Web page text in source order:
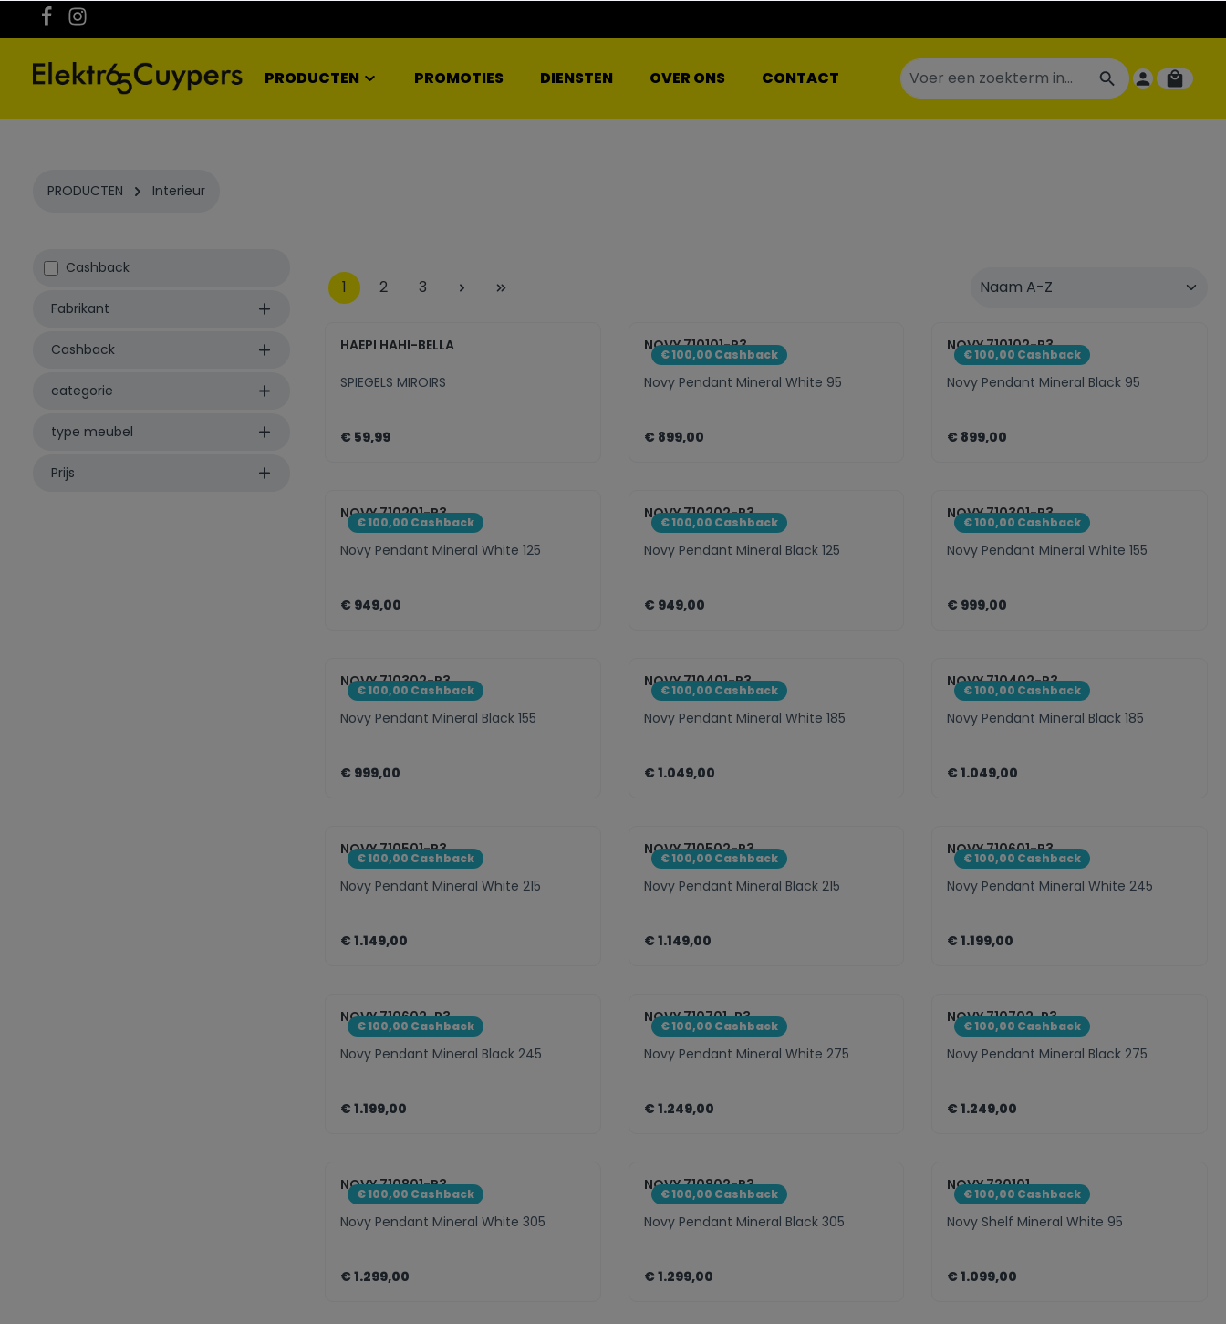
PRODUCTEN PROMOTIES DIENSTEN OVER ONS CONTACT
PRODUCTEN Interieur
Cashback
Fabrikant
Cashback
categorie
type meubel
Prijs
1 2 3
HAEPI HAHI-BELLA
SPIEGELS MIROIRS
€ 59,99
€ 100,00 Cashback
NOVY 710101-P3
Novy Pendant Mineral White 95
€ 899,00
€ 100,00 Cashback
NOVY 710102-P3
Novy Pendant Mineral Black 95
€ 899,00
€ 100,00 Cashback
NOVY 710201-P3
Novy Pendant Mineral White 125
€ 949,00
€ 100,00 Cashback
NOVY 710202-P3
Novy Pendant Mineral Black 125
€ 949,00
€ 100,00 Cashback
NOVY 710301-P3
Novy Pendant Mineral White 155
€ 999,00
€ 100,00 Cashback
NOVY 710302-P3
Novy Pendant Mineral Black 155
€ 999,00
€ 100,00 Cashback
NOVY 710401-P3
Novy Pendant Mineral White 185
€ 1.049,00
€ 100,00 Cashback
NOVY 710402-P3
Novy Pendant Mineral Black 185
€ 1.049,00
€ 100,00 Cashback
NOVY 710501-P3
Novy Pendant Mineral White 215
€ 1.149,00
€ 100,00 Cashback
NOVY 710502-P3
Novy Pendant Mineral Black 215
€ 1.149,00
€ 100,00 Cashback
NOVY 710601-P3
Novy Pendant Mineral White 245
€ 1.199,00
€ 100,00 Cashback
NOVY 710602-P3
Novy Pendant Mineral Black 245
€ 1.199,00
€ 100,00 Cashback
NOVY 710701-P3
Novy Pendant Mineral White 275
€ 1.249,00
€ 100,00 Cashback
NOVY 710702-P3
Novy Pendant Mineral Black 275
€ 1.249,00
€ 100,00 Cashback
NOVY 710801-P3
Novy Pendant Mineral White 305
€ 1.299,00
€ 100,00 Cashback
NOVY 710802-P3
Novy Pendant Mineral Black 305
€ 1.299,00
€ 100,00 Cashback
NOVY 720101
Novy Shelf Mineral White 95
€ 1.099,00